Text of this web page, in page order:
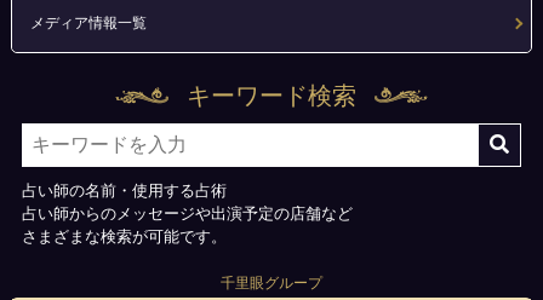
メディア情報一覧
キーワード検索
占い師の名前・使用する占術
占い師からのメッセージや出演予定の店舗など
さまざまな検索が可能です。
千里眼グループ